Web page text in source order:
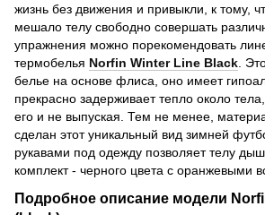
жизнь без движения и привыкли, к тому,
мешало телу свободно совершать
упражнения можно порекомендовать
термобелья Norfin Winter Line Black.
белье на основе флиса, оно имеет
прекрасно задерживает тепло около
его и не выпуская. Тем не менее,
сделан этот уникальный вид зимней
рукавами под одежду позволяет телу
комплект - черного цвета с оранжевыми
Подробное описание модели